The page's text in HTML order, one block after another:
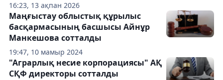
16:23, 13 ақпан 2026
19:47, 10 мамыр 2024
Маңғыстау облыстық құрылыс
басқармасының басшысы Айнұр
Манкешова сотталды
"Аграрлық несие корпорациясы" АҚ
СҚФ директоры сотталды